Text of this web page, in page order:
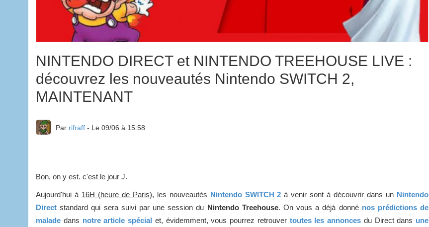
NINTENDO DIRECT et NINTENDO TREEHOUSE LIVE :
découvrez les nouveautés Nintendo SWITCH 2,
MAINTENANT
Par rifraff - Le 09/06 à 15:58
Bon, on y est. c'est le jour J.
Aujourd'hui à 16H (heure de Paris), les nouveautés Nintendo SWITCH 2 à venir sont à découvrir dans un Nintendo
Direct standard qui sera suivi par une session du Nintendo Treehouse. On vous a déjà donné nos prédictions de
malade dans notre article spécial et, évidemment, vous pourrez retrouver toutes les annonces du Direct dans une